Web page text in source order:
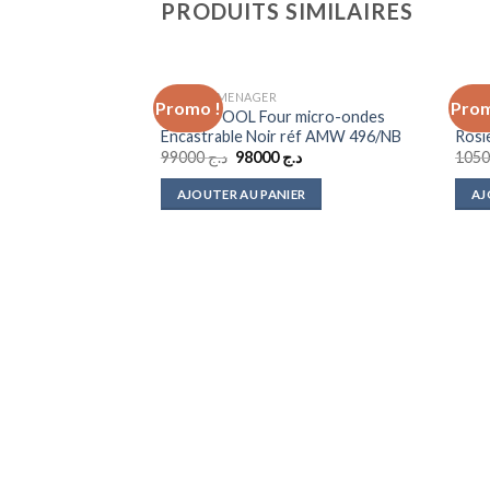
PRODUITS SIMILAIRES
Promo !
Add to
wishlist
ELECTROMENAGER
WHIRLPOOL Four micro-ondes
Encastrable Noir réf AMW 496/NB
د.ج99000
Le
initial
était :
د.ج98000
Le
actuel
est :
AJOUTER AU PANIER